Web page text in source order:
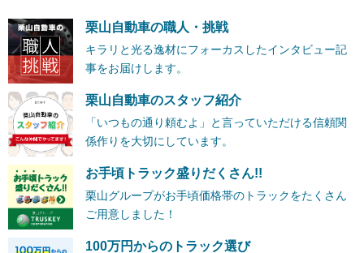
栗山自動車の職人・挑戦
キラリと光る逸材にフォーカスしたインタビュー記
事をお届けします。
栗山自動車のスタッフ紹介
「いつもの通り頼むよ」と言っていただける信頼関
係作りを大切にしています。
お手頃トラック盛りだくさん!!
栗山グループがお手頃価格帯のトラックをたくさん
ご用意しました！
100万円からのトラック選び